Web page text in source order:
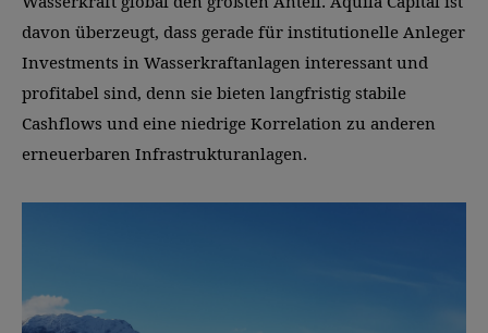
davon überzeugt, dass gerade für institutionelle Anleger
Investments in Wasserkraftanlagen interessant und
profitabel sind, denn sie bieten langfristig stabile
Cashflows und eine niedrige Korrelation zu anderen
erneuerbaren Infrastrukturanlagen.